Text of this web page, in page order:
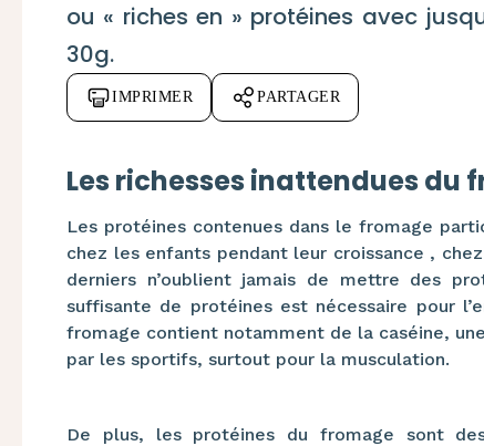
ou « riches en » protéines avec
30g.
IMPRIMER PARTAGER
Les richesses inattendues du
Les protéines contenues dans le fromage
chez les enfants pendant leur croissance ,
derniers n’oublient jamais de mettre des
suffisante de protéines est nécessaire pour
fromage contient notamment de la caséine,
par les sportifs, surtout pour la musculation.
De plus, les protéines du fromage sont